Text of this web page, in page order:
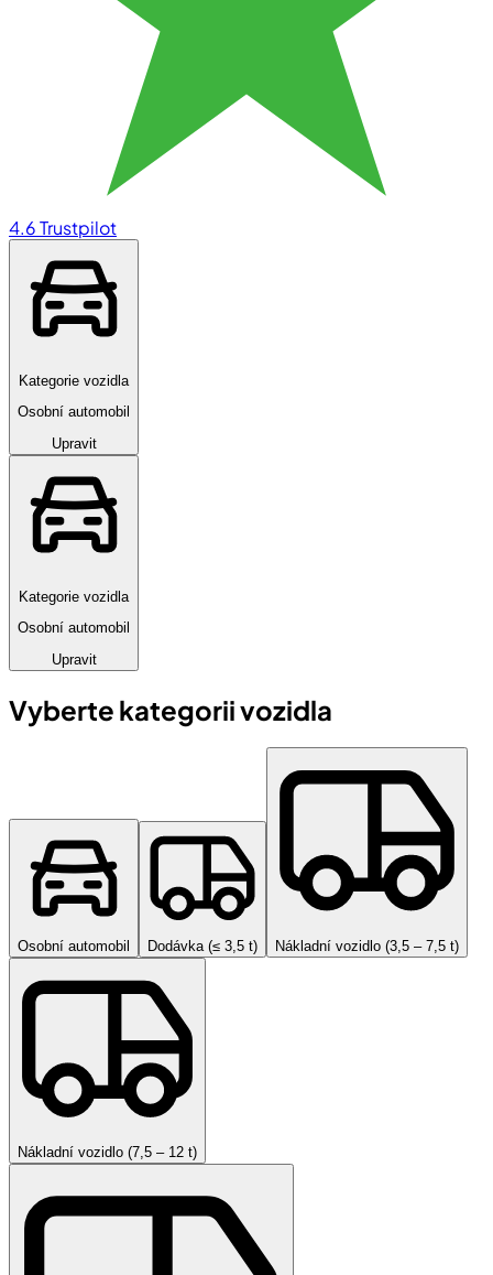
4.6Trustpilot
Kategorie vozidla
Osobní automobil
Upravit
Kategorie vozidla
Osobní automobil
Upravit
Vyberte kategorii vozidla
Osobní automobil Dodávka (≤ 3,5 t) Nákladní vozidlo (3,5 – 7,5 t)
Nákladní vozidlo (7,5 – 12 t)